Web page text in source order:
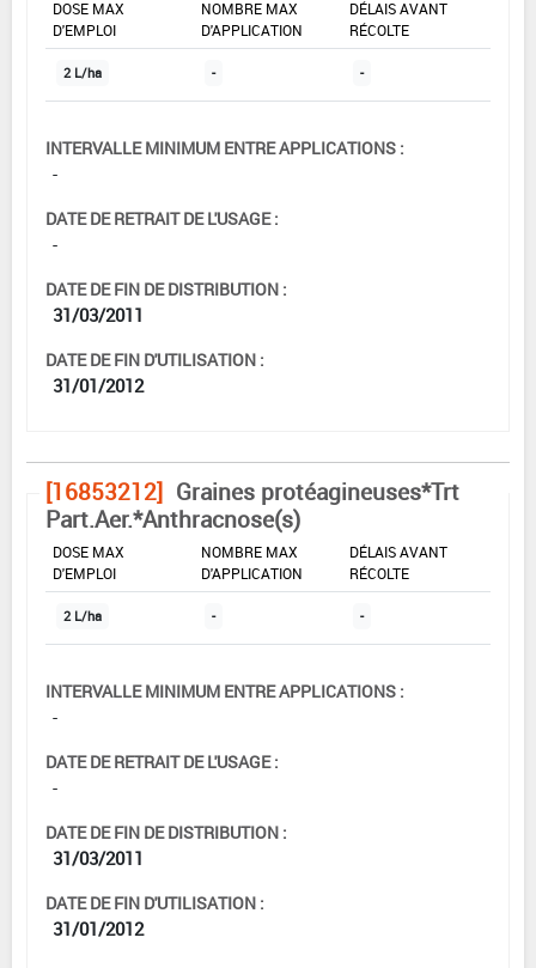
DOSE MAX
D'EMPLOI
NOMBRE MAX
D'APPLICATION
DÉLAIS AVANT
RÉCOLTE
2 L/ha - -
INTERVALLE MINIMUM ENTRE APPLICATIONS :
-
DATE DE RETRAIT DE L'USAGE :
-
DATE DE FIN DE DISTRIBUTION :
31/03/2011
DATE DE FIN D'UTILISATION :
31/01/2012
[16853212] Graines protéagineuses*Trt
Part.Aer.*Anthracnose(s)
DOSE MAX
D'EMPLOI
NOMBRE MAX
D'APPLICATION
DÉLAIS AVANT
RÉCOLTE
2 L/ha - -
INTERVALLE MINIMUM ENTRE APPLICATIONS :
-
DATE DE RETRAIT DE L'USAGE :
-
DATE DE FIN DE DISTRIBUTION :
31/03/2011
DATE DE FIN D'UTILISATION :
31/01/2012